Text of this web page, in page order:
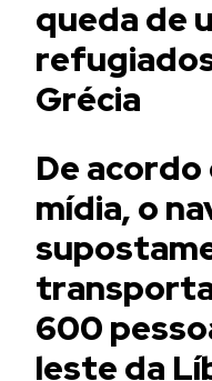
queda de
Grécia
De
mídia, o
600
leste da